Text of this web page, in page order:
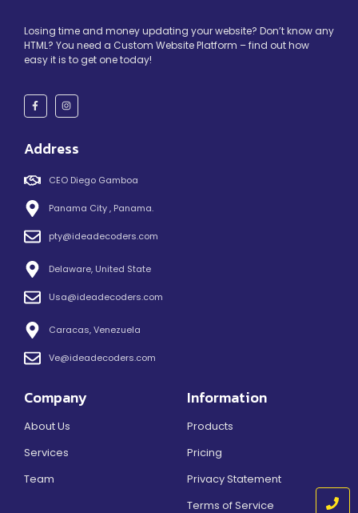
Losing time and money updating your website? Don’t know any
HTML? You need a Custom Website Platform – find out how
easy it is to get one today!
Address
CEO Diego Gamboa
Panama City , Panama.
pty@ideadecoders.com
Delaware, United State
Usa@ideadecoders.com
Caracas, Venezuela
Ve@ideadecoders.com
Company
About Us
Services
Team
Information
Products
Pricing
Privacy Statement
Terms of Service